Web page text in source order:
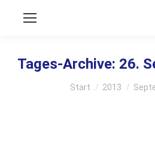
Tages-Archive: 26.
Sie befinden sich
Start 2013